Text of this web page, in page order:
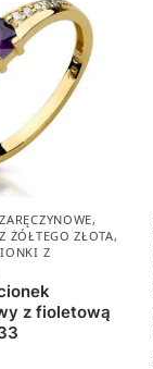
,
ŻÓŁTEGO ZŁOTA,
Z
z fioletową